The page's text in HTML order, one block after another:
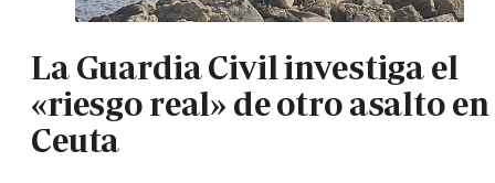
La Guardia Civil investiga el
«riesgo real» de otro asalto en
Ceuta